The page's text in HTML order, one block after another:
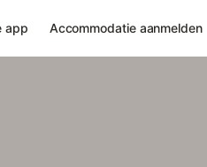
app Accommodatie aanmelden